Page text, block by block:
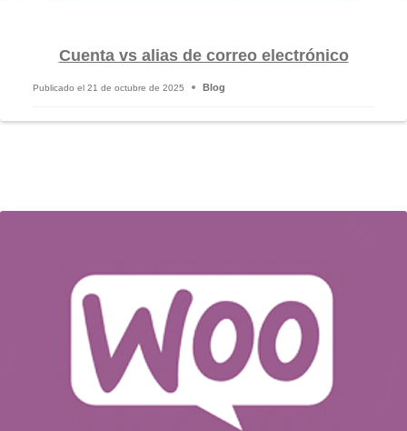
Cuenta vs alias de correo electrónico
Publicado el 21 de octubre de 2025 Blog